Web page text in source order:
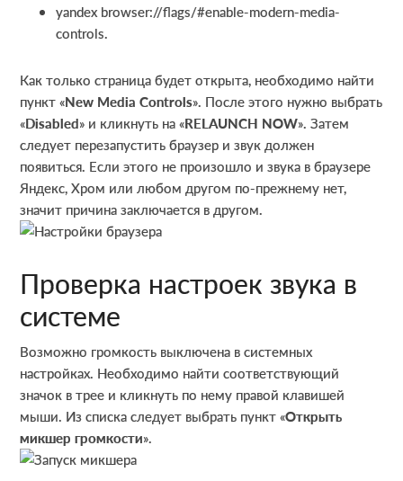
yandex browser://flags/#enable-modern-media-
controls.
Как только страница будет открыта, необходимо найти
пункт «New Media Controls». После этого нужно выбрать
«Disabled» и кликнуть на «RELAUNCH NOW». Затем
следует перезапустить браузер и звук должен
появиться. Если этого не произошло и звука в браузере
Яндекс, Хром или любом другом по-прежнему нет,
значит причина заключается в другом.
Проверка настроек звука в
системе
Возможно громкость выключена в системных
настройках. Необходимо найти соответствующий
значок в трее и кликнуть по нему правой клавишей
мыши. Из списка следует выбрать пункт «Открыть
микшер громкости».